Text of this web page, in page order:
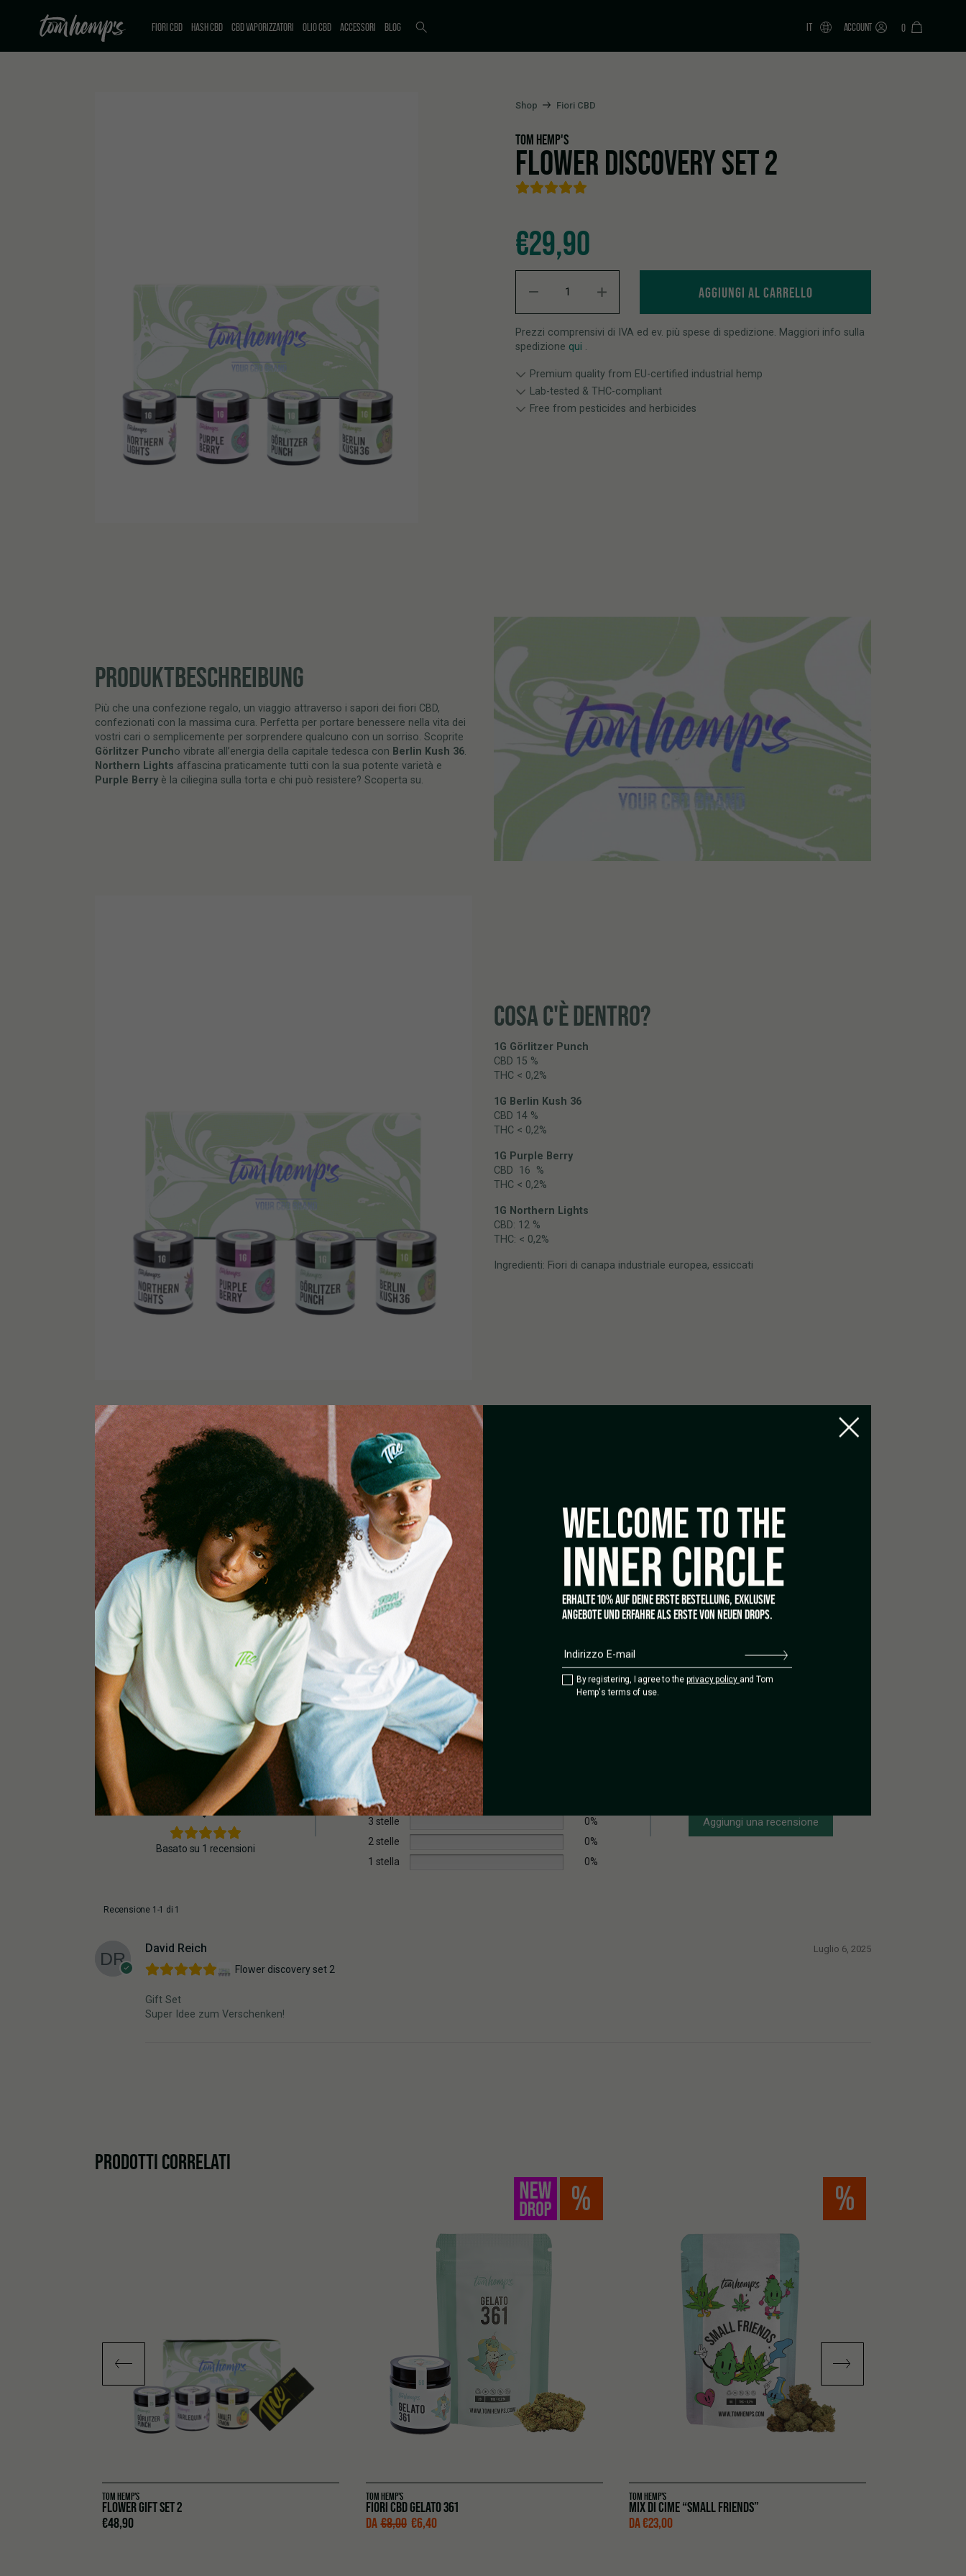
FIORI CBD
HASH CBD CBD VAPORIZZATORI OLIO CBD ACCESSORI BLOG IT ACCOUNT 0
Shop Fiori CBD
TOM HEMP'S
FLOWER DISCOVERY SET 2
€29,90
AGGIUNGI AL CARRELLO
Prezzi comprensivi di IVA ed ev. più spese di spedizione. Maggiori info sulla
spedizione qui .
Premium quality from EU-certified industrial hemp
Lab-tested & THC-compliant
Free from pesticides and herbicides
PRODUKTBESCHREIBUNG
Più che una confezione regalo, un viaggio attraverso i sapori dei fiori CBD,
confezionati con la massima cura. Perfetta per portare benessere nella vita dei
vostri cari o semplicemente per sorprendere qualcuno con un sorriso. Scoprite
Görlitzer Puncho vibrate all’energia della capitale tedesca con Berlin Kush 36.
Northern Lights affascina praticamente tutti con la sua potente varietà e
Purple Berry è la ciliegina sulla torta e chi può resistere? Scoperta su.
COSA C'È DENTRO?
1G Görlitzer Punch
CBD 15 %
THC < 0,2%
1G Berlin Kush 36
CBD 14 %
THC < 0,2%
1G Purple Berry
CBD 16 %
THC < 0,2%
1G Northern Lights
CBD: 12 %
THC: < 0,2%
Ingredienti: Fiori di canapa industriale europea, essiccati
AVVISO
Questo prodotto è utilizzato esclusivamente a fini commerciali, scientifici e
tecnici. Tenere fuori dalla portata dei bambini. Il prodotto non deve essere
portato all’estero. Consumare e fumare questo prodotto è severamente vietato.
Questi fiori di canapa europei trasformati contengono meno dello 0,2% di THC.
5,0
Basato su 1 recensioni
5 stelle
4 stelle
3 stelle
0%
2 stelle
0%
1 stella
0%
Aggiungi una recensione
Recensione 1-1 di 1
David Reich Luglio 6, 2025
Flower discovery set 2
Gift Set
Super Idee zum Verschenken!
PRODOTTI CORRELATI
TOM HEMP'S
FLOWER GIFT SET 2
€48,90
%
TOM HEMP'S
FIORI CBD GELATO 361
DA €8,00 €6,40
%
TOM HEMP'S
MIX DI CIME “SMALL FRIENDS”
DA€23,00
WELCOME TO THE
INNER CIRCLE
ERHALTE 10% AUF DEINE ERSTE BESTELLUNG, EXKLUSIVE
ANGEBOTE UND ERFAHRE ALS ERSTE VON NEUEN DROPS.
By registering, I agree to the privacy policy and Tom
Hemp's terms of use.